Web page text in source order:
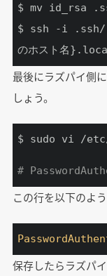
$ mv id_rsa
$ ssh -i .ssh/
のホスト名
最後にラズパイ側
しょう。
$ sudo vi /
#
この行を以下のよう
保存したらラズパ